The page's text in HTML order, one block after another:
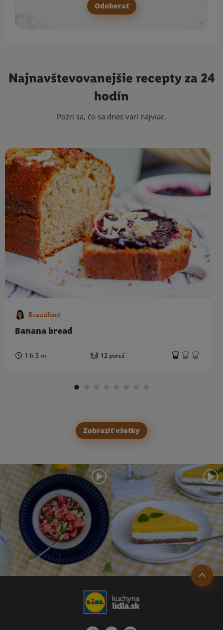
Odoberať
Najnavštevovanejšie recepty za 24
hodín
Pozri sa, čo sa dnes varí najviac.
Beautifood
Banana bread
1 h 5 m 12 porcií
Zobraziť všetky